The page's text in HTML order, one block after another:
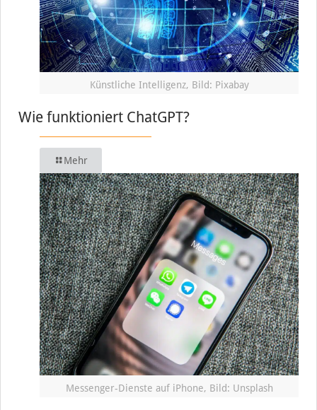
Künstliche Intelligenz, Bild: Pixabay
Wie funktioniert ChatGPT?
Mehr
Messenger-Dienste auf iPhone, Bild: Unsplash